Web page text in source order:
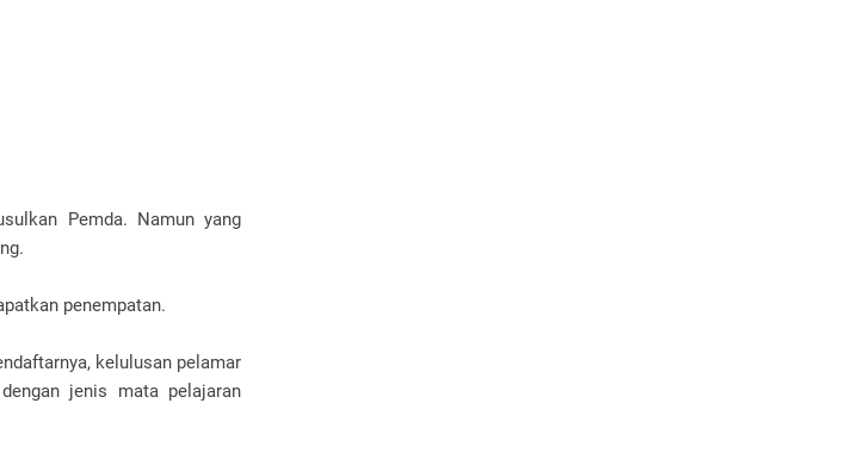
Pemda. Namun yang
penempatan.
kelulusan pelamar
jenis mata pelajaran